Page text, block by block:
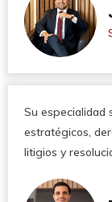
Su especialidad
estratégicos,
litigios y